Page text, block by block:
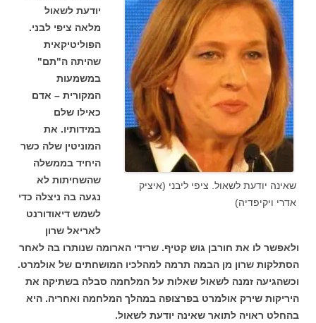
שאינה יודעת לשאול. ציפי ליבני (איציק
אדרי ויקיפדיה)
יודעת לשאול
מלאה ציפי לבני.
הפוליטיקאית
שהיתה ה"תם"
במשמעות
המקורית – אדם
כאילו שלם
במידותיו. את
המוניטין שלה כשר
היחיד בממשלה
שהשחיתות לא
נגעה בה ניצלה כדי
לשמש דיאודורנט
לאריאל שרון
ולאפשר לו את חורבן גוש קטיף. שרידי הארומה שנותרו בה לאחר
הסתלקות שרון מן הבמה תרמה למהלכיו המושחתים של אולמרט.
וכשהגיעה זמנה לשאול שאלות על המלחמה סבלה בשתיקה את
היריקות שירק אולמרט בפרצופה במהלך המלחמה ואחריה. היא
בהחלט ראויה לתואר שאינה יודעת לשאול.